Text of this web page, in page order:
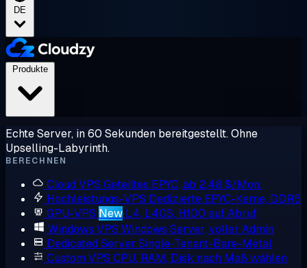
DE
Echte Server, in 60 Sekunden bereitgestellt. Ohne
Upselling-Labyrinth.
BERECHNEN
Cloud VPS Geteiltes EPYC, ab 2,48 $/Mon.
Hochleistungs-VPS Dedizierte EPYC-Kerne, DDR5
GPU-VPS New L4, L40S, H100 auf Abruf
Windows VPS Windows Server, voller Admin
Dedicated Server Single-Tenant-Bare-Metal
Custom VPS CPU, RAM, Disk nach Maß wählen